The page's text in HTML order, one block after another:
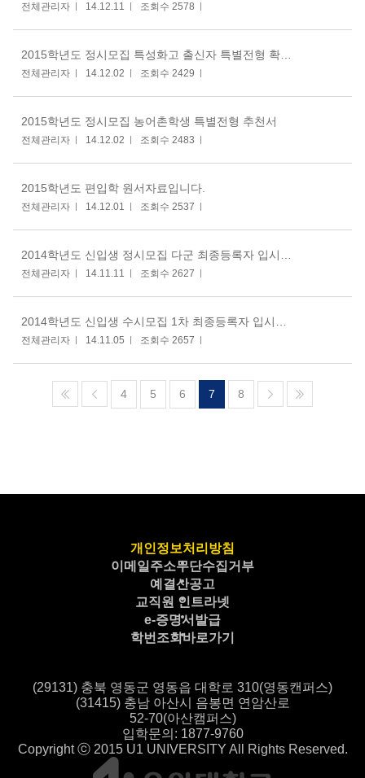
전체관리자 14.12.11 조회수 2578
전체관리자 14.12.02 조회수 2429
2015학년도 정시모집 농어촌학생 특별전형 추천서
전체관리자 14.12.02 조회수 2483
2015학년도 편입학 원서자료입니다.
전체관리자 14.12.01 조회수 2537
전체관리자 14.11.11 조회수 2627
전체관리자 14.11.05 조회수 2657
4 5 6 7 8
개인정보처리방침
이메일주소무단수집거부
예결산공고
교직원 인트라넷
e-증명서발급
학번조회바로가기
(29131) 충북 영동군 영동읍 대학로 310(영동캔퍼스)
(31415) 충남 아산시 음봉면 연암산로
52-70(아산캠퍼스)
입학문의: 1877-9760
Copyright ⓒ 2015 U1 UNIVERSITY All Rights Reserved.